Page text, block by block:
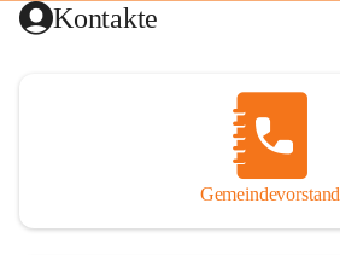
Kontakte
Gemeindevorstand